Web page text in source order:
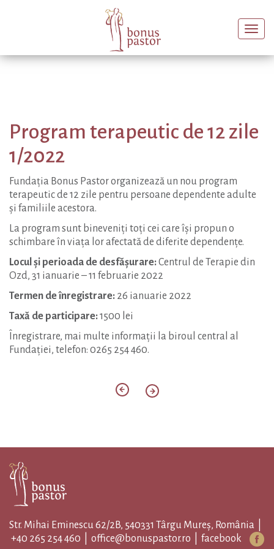
Program terapeutic de 12 zile
1/2022
Fundația Bonus Pastor organizează un nou program
terapeutic de 12 zile pentru persoane dependente adulte
și familiile acestora.
La program sunt bineveniți toți cei care își propun o
schimbare în viața lor afectată de diferite dependențe.
Locul și perioada de desfășurare:Centrul de Terapie din
Ozd, 31 ianuarie – 11 februarie 2022
Termen de înregistrare: 26 ianuarie 2022
Taxă de participare:1500 lei
Înregistrare, mai multe informații la biroul central al
Fundației, telefon: 0265 254 460.
Str. Mihai Eminescu 62/2B, 540331 Târgu Mureș, România |
+40 265 254 460
office@bonuspastor.ro facebook